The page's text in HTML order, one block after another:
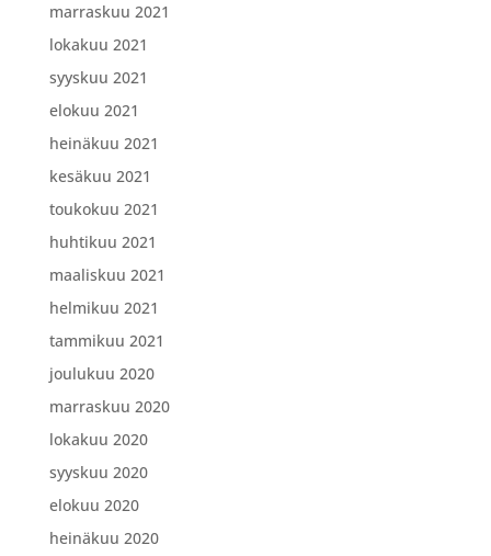
marraskuu 2021
lokakuu 2021
syyskuu 2021
elokuu 2021
heinäkuu 2021
kesäkuu 2021
toukokuu 2021
huhtikuu 2021
maaliskuu 2021
helmikuu 2021
tammikuu 2021
joulukuu 2020
marraskuu 2020
lokakuu 2020
syyskuu 2020
elokuu 2020
heinäkuu 2020